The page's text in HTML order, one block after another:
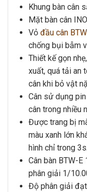
Khung bàn cân
Mặt bàn cân
Vỏ đầu cân
chống bụi bẫm
Thiết kế gọn
xuất, quá tải an
cân khi bỏ vật
Cân sử dụng
cân trong nhiều
Được trang bị
màu xanh lớn
hình chỉ trong 3s.
Cân bàn BTW-E
phân giải 1/
Độ phân giải